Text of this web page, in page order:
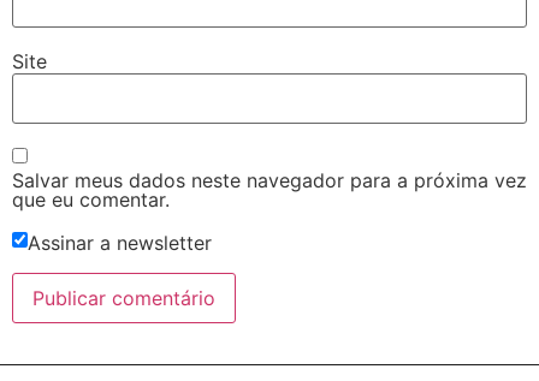
Site
Salvar meus dados neste navegador para a próxima vez
que eu comentar.
Assinar a newsletter